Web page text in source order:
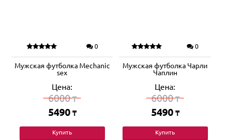
0
Мужская футболка Mechanic
sex
Цена:
6000₸
5490 ₸
Купить
0
Мужская футболка Чарли
Чаплин
Цена:
6000₸
5490 ₸
Купить